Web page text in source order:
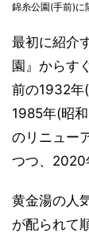
錦糸公園(手前)に
最初に紹介
園』からす
前の1932年
1985年(昭
のリニュー
つつ、2020
黄金湯の人
が配られて